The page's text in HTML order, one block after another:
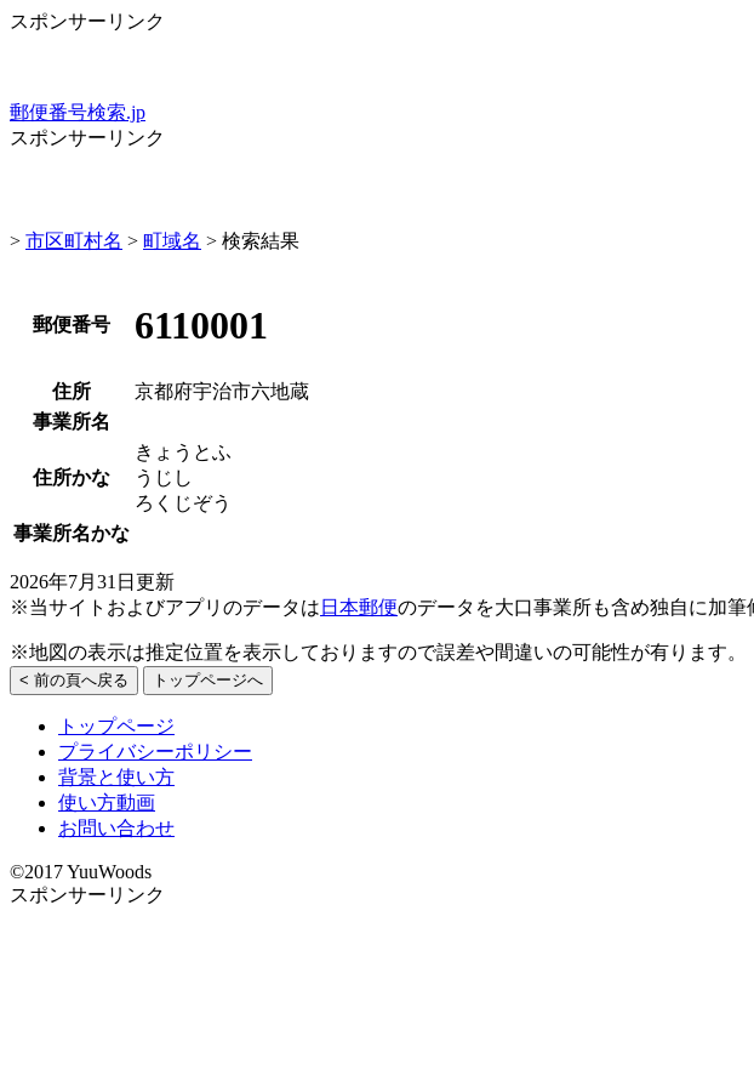
スポンサーリンク
郵便番号検索.jp
スポンサーリンク
> 市区町村名 > 町域名 > 検索結果
郵便番号 6110001
住所
京都府宇治市六地蔵
事業所名
住所かな
きょうとふ
うじし
ろくじぞう
事業所名かな
2026年7月31日更新
※当サイトおよびアプリのデータは 日本郵便のデータを大口事業所も含め独自に加筆
※地図の表示は推定位置を表示しておりますので誤差や間違いの可能性が有ります。
< 前の頁へ戻る トップページへ
トップページ
プライバシーポリシー
背景と使い方
使い方動画
お問い合わせ
©2017 YuuWoods
スポンサーリンク